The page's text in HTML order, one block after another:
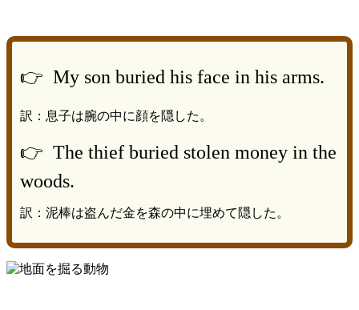
👉 My son buried his face in his arms.
訳：息子は腕の中に顔を隠した。
👉 The thief buried stolen money in the
woods.
訳：泥棒は盗んだ金を森の中に埋めて隠した。